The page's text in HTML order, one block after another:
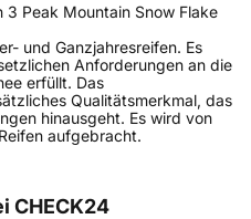
Peak Mountain Snow Flake
und Ganzjahresreifen. Es
Anforderungen an die
erfüllt. Das
Qualitätsmerkmal, das
hinausgeht. Es wird von
aufgebracht.
CHECK24